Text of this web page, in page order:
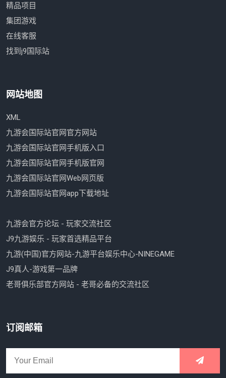
精品项目
集团游戏
在线客服
找到j9国际站
网站地图
XML
九游会国际站官网官方网站
九游会国际站官网手机版入口
九游会国际站官网手机版官网
九游会国际站官网Web网页版
九游会国际站官网app下载地址
九游会官方论坛 - 玩家交流社区
J9九游娱乐 - 玩家首选精品平台
九游(中国)官方网站-九游平台娱乐中心-NINEGAME
J9真人-游戏第一品牌
老哥俱乐部官方网站 - 老哥必备的交流社区
订阅邮箱